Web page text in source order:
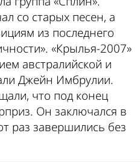
со старых песен, а
из последнего
«Крылья-2007»
австралийской и
Джейн Имбрулии.
что под конец
Он заключался в
раз завершились без